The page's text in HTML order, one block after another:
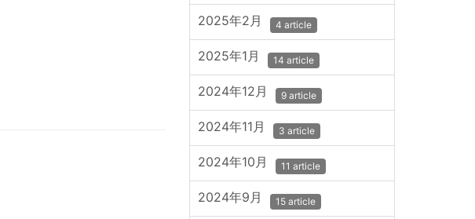
2025年2月 4 article
2025年1月 14 article
2024年12月 9 article
2024年11月 3 article
2024年10月 11 article
2024年9月 15 article